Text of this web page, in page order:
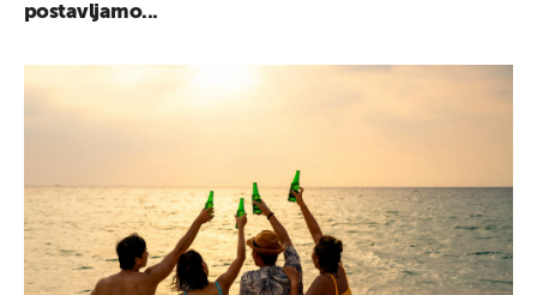
postavljamo...